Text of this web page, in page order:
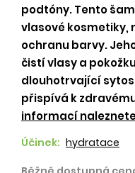
podtóny. Tento
vlasové kosmetiky,
ochranu barvy.
čistí vlasy a
dlouhotrvající
přispívá k
informací naleznete
Účinek: hydratace